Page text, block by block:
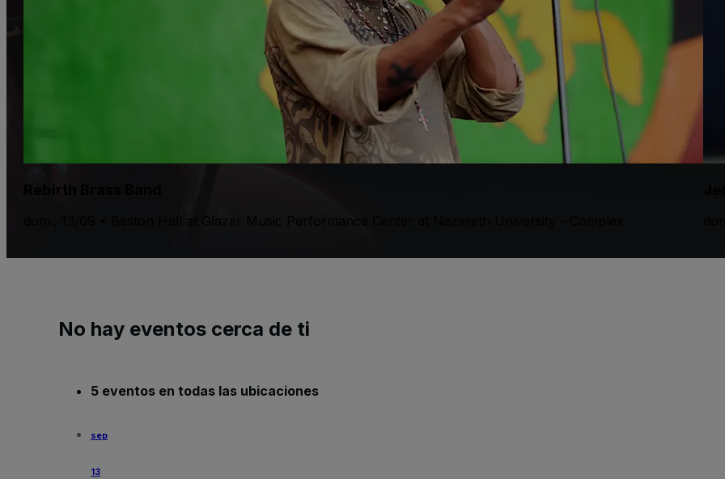
dom., 13/09 • Beston Hall at Glazer Music Performance Center at Nazareth University - Complex
No hay eventos cerca de ti
5 eventos en todas las ubicaciones
sep
13